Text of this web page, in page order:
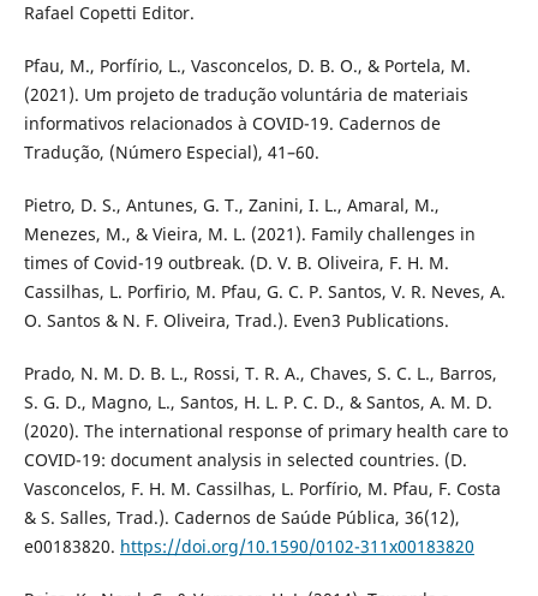
Rafael Copetti Editor.
Pfau, M., Porfírio, L., Vasconcelos, D. B. O., & Portela, M.
(2021). Um projeto de tradução voluntária de materiais
informativos relacionados à COVID-19. Cadernos de
Tradução, (Número Especial), 41–60.
Pietro, D. S., Antunes, G. T., Zanini, I. L., Amaral, M.,
Menezes, M., & Vieira, M. L. (2021). Family challenges in
times of Covid-19 outbreak. (D. V. B. Oliveira, F. H. M.
Cassilhas, L. Porfirio, M. Pfau, G. C. P. Santos, V. R. Neves, A.
O. Santos & N. F. Oliveira, Trad.). Even3 Publications.
Prado, N. M. D. B. L., Rossi, T. R. A., Chaves, S. C. L., Barros,
S. G. D., Magno, L., Santos, H. L. P. C. D., & Santos, A. M. D.
(2020). The international response of primary health care to
COVID-19: document analysis in selected countries. (D.
Vasconcelos, F. H. M. Cassilhas, L. Porfírio, M. Pfau, F. Costa
& S. Salles, Trad.). Cadernos de Saúde Pública, 36(12),
e00183820. https://doi.org/10.1590/0102-311x00183820